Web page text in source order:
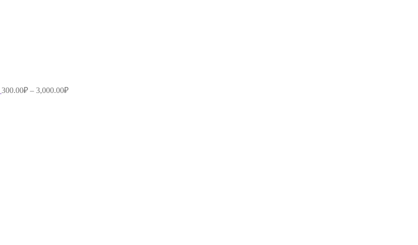
300.00₽ – 3,000.00₽